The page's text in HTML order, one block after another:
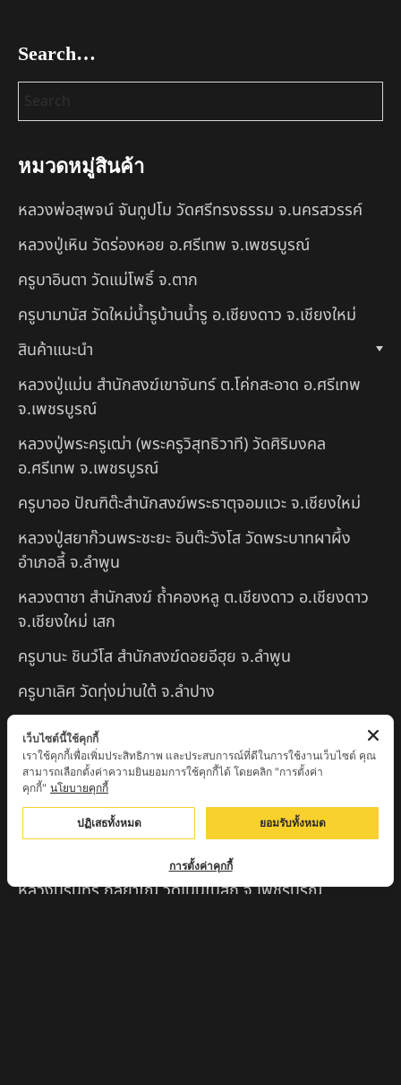
Search…
หมวดหมู่สินค้า
หลวงพ่อสุพจน์ จันทูปโม วัดศรีทรงธรรม จ.นครสวรรค์
หลวงปู่เหิน วัดร่องหอย อ.ศรีเทพ จ.เพชรบูรณ์
ครูบาอินตา วัดแม่โพธิ์ จ.ตาก
ครูบามานัส วัดใหม่น้ำรูบ้านน้ำรู อ.เชียงดาว จ.เชียงใหม่
สินค้าแนะนำ
หลวงปู่แม่น สำนักสงฆ์เขาจันทร์ ต.โค่กสะอาด อ.ศรีเทพ
จ.เพชรบูรณ์
หลวงปู่พระครูเฒ่า (พระครูวิสุทธิวาที) วัดศิริมงคล
อ.ศรีเทพ จ.เพชรบูรณ์
ครูบาออ ปัณฑิต๊ะสำนักสงฆ์พระธาตุจอมแวะ จ.เชียงใหม่
หลวงปู่สยาก๊วนพระชะยะ อินต๊ะวังโส วัดพระบาทผาผึ้ง
อำเภอลี้ จ.ลำพูน
หลวงตาชา สำนักสงฆ์ ถ้ำคองหลู ต.เชียงดาว อ.เชียงดาว
จ.เชียงใหม่ เสก
ครูบานะ ชินวํโส สำนักสงฆ์ดอยอีฮุย จ.ลำพูน
ครูบาเลิศ วัดทุ่งม่านใต้ จ.ลำปาง
หลวงปู่หนู นรินโท วัดวังท่าดี จ.เพชรบูรณ์
ครูบาทอง วัดก้อท่า จ.ลำพูน
ครูบาตุ๊เจ้าปู่หว่าหลิ่ง วิระทะโย วัดเวฬุวัน อ.เชียงดาว
จ.เชียงใหม่
ครูบาศรี สุจิตโต บ้านสบก๋ง จ.ลำปาง
หลวงปู่รินทร์ กลฺยาโณ วัดเนินโบสถ์ จ.เพชรบูรณ์
เว็บไซต์นี้ใช้คุกกี้
เราใช้คุกกี้เพื่อเพิ่มประสิทธิภาพ และประสบการณ์ที่ดีในการใช้งานเว็บไซต์ คุณ
สามารถเลือกตั้งค่าความยินยอมการใช้คุกกี้ได้ โดยคลิก "การตั้งค่า
คุกกี้" นโยบายคุกกี้
ปฏิเสธทั้งหมด ยอมรับทั้งหมด
การตั้งค่าคุกกี้